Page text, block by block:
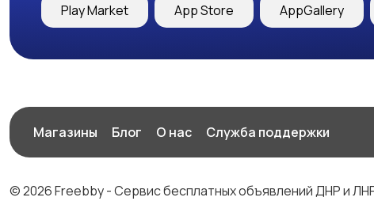
Play Market App Store AppGallery
Магазины Блог О нас Служба поддержки
© 2026 Freebby - Сервис бесплатных объявлений ДНР и